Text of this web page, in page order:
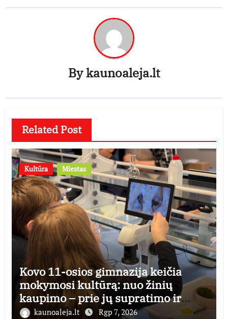
Bykaunoaleja.lt
Related Post
Kultūra Miestas
Kovo 11-osios gimnazija keičia
mokymosi kultūrą: nuo žinių
kaupimo – prie jų supratimo ir
taikymo
kaunoaleja.lt Rgp 7, 2026